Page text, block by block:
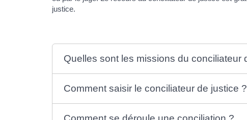
justice.
Quelles sont les missions du conciliateur
Comment saisir le conciliateur de justice ?